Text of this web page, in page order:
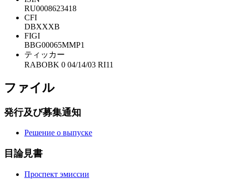
RU0008623418
CFI
DBXXXB
FIGI
BBG00065MMP1
ティッカー
RABOBK 0 04/14/03 RI11
ファイル
発行及び募集通知
Решение о выпуске
目論見書
Проспект эмиссии